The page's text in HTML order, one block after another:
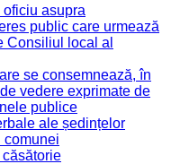
asupra
public care urmează
Consiliul local al
se consemnează, în
vedere exprimate de
publice
ale ședințelor